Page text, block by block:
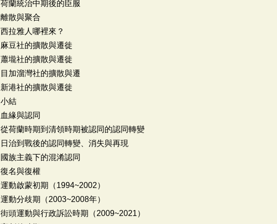
蘭統治中期後的臣服
散與聚合
拉雅人哪裡來？
豆社的擴散與遷徙
壠社的擴散與遷徙
加溜灣社的擴散與遷
港社的擴散與遷徙
結
緣與認同
荷蘭時期到清領時期被認同的認同轉變
治到戰後的認同轉變、消失與再現
族主義下的混淆認同
名與復權
動啟蒙初期（1994~2002）
動分歧期（2003~2008年）
頭運動與行政訴訟時期（2009~2021）